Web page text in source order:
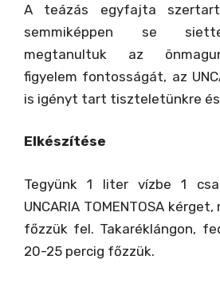
A teázás egyfajta
semmiképpen se
megtanultuk az
figyelem fontosságát, az
is igényt tart tiszteletünkre
Elkészítése
Tegyünk 1 liter vízbe 1
UNCARIA TOMENTOSA
főzzük fel. Takaréklángon,
20-25 percig főzzük.